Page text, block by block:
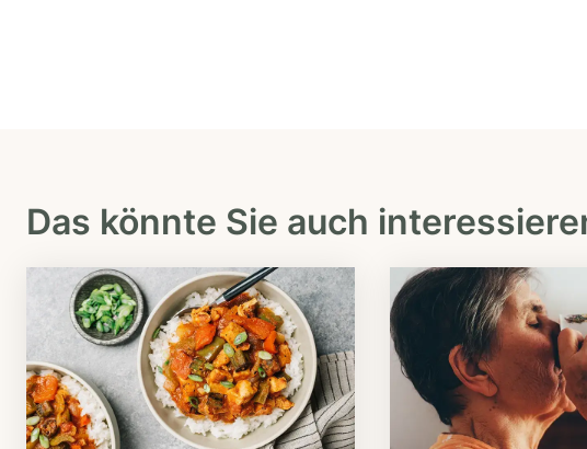
Das könnte Sie auch